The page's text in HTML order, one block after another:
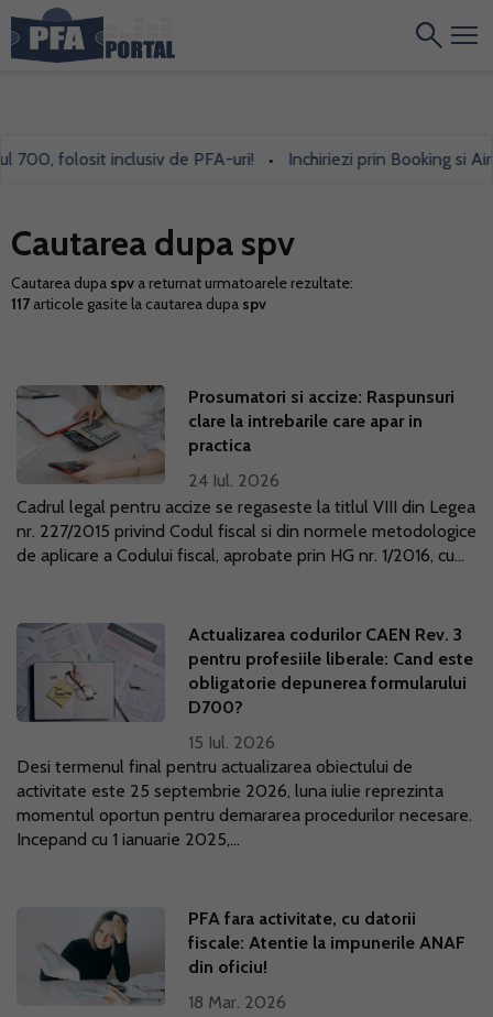
folosit inclusiv de PFA-uri! • Inchiriezi prin Booking si
Cautarea dupa spv
Cautarea dupa spv a returnat urmatoarele rezultate:
117 articole gasite la cautarea dupa spv
Prosumatori si accize: Raspunsuri
clare la intrebarile care apar in
practica
24 Iul. 2026
Cadrul legal pentru accize se regaseste la titlul VIII din Legea
nr. 227/2015 privind Codul fiscal si din normele metodologice
de aplicare a Codului fiscal, aprobate prin HG nr. 1/2016, cu...
Actualizarea codurilor CAEN Rev. 3
pentru profesiile liberale: Cand este
obligatorie depunerea formularului
D700?
15 Iul. 2026
Desi termenul final pentru actualizarea obiectului de
activitate este 25 septembrie 2026, luna iulie reprezinta
momentul oportun pentru demararea procedurilor necesare.
Incepand cu 1 ianuarie 2025,...
PFA fara activitate, cu datorii
fiscale: Atentie la impunerile ANAF
din oficiu!
18 Mar. 2026